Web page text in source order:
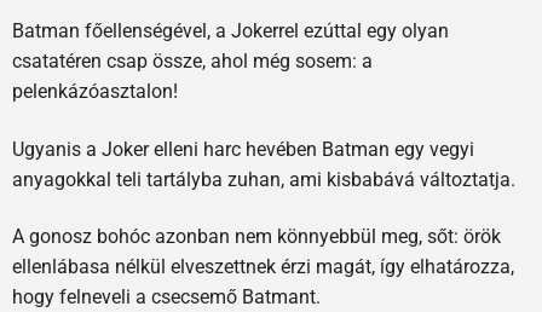
Batman főellenségével, a Jokerrel ezúttal egy olyan
csatatéren csap össze, ahol még sosem: a
pelenkázóasztalon!
Ugyanis a Joker elleni harc hevében Batman egy vegyi
anyagokkal teli tartályba zuhan, ami kisbabává változtatja.
A gonosz bohóc azonban nem könnyebbül meg, sőt: örök
ellenlábasa nélkül elveszettnek érzi magát, így elhatározza,
hogy felneveli a csecsemő Batmant.